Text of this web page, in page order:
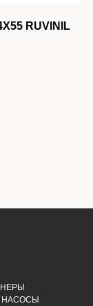
RUVINIL
НАСОСЫ